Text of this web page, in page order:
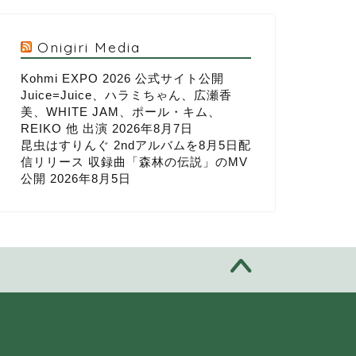
Onigiri Media
Kohmi EXPO 2026 公式サイト公開
Juice=Juice、ハラミちゃん、広瀬香
美、WHITE JAM、ポール・キム、
REIKO 他 出演 2026年8月7日
昆虫はすりんぐ 2ndアルバムを8月5日配
信リリース 収録曲「森林の伝説」のMV
公開 2026年8月5日